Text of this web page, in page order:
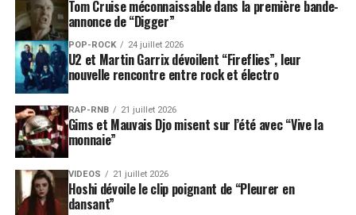
Tom Cruise méconnaissable dans la première bande-
annonce de “Digger”
POP-ROCK 24 juillet 2026
U2 et Martin Garrix dévoilent “Fireflies”, leur
nouvelle rencontre entre rock et électro
RAP-RNB 21 juillet 2026
Gims et Mauvais Djo misent sur l’été avec “Vive la
monnaie”
VIDEOS 21 juillet 2026
Hoshi dévoile le clip poignant de “Pleurer en
dansant”